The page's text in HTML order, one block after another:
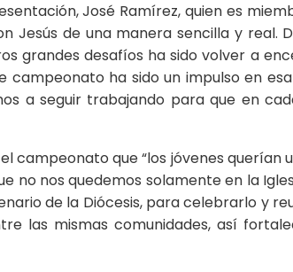
José Ramírez, quien es
de una manera sencilla y real.
grandes desafíos ha sido volver a
ha sido un impulso en
a seguir trabajando para que en
campeonato que “los jóvenes
no nos quedemos solamente en la
de la Diócesis, para celebrarlo y
las mismas comunidades, así